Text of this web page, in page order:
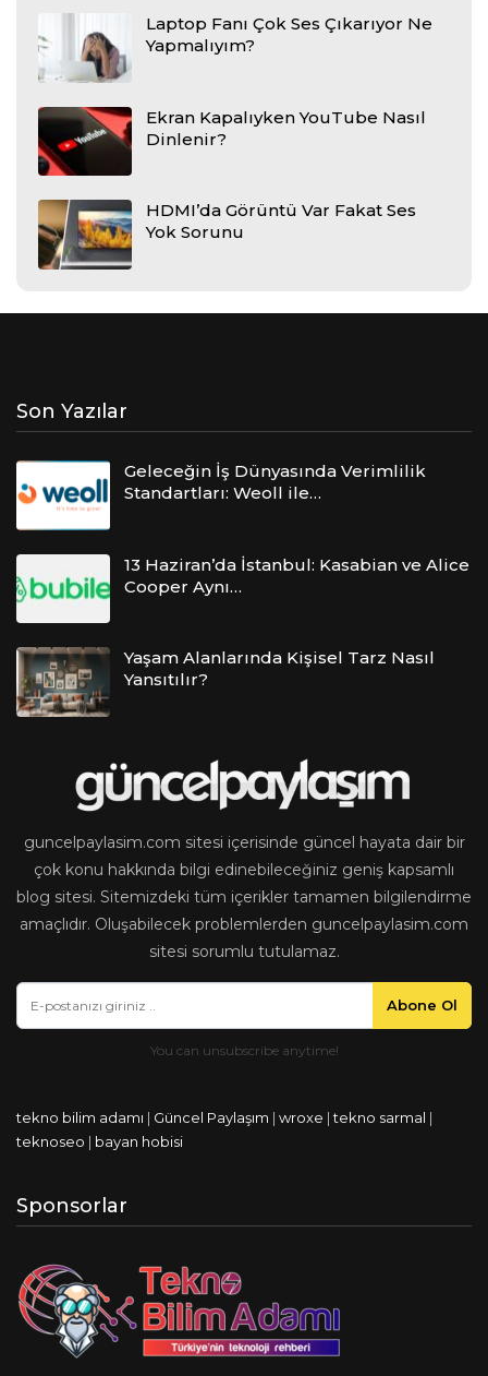
Laptop Fanı Çok Ses Çıkarıyor Ne
Yapmalıyım?
Ekran Kapalıyken YouTube Nasıl
Dinlenir?
HDMI’da Görüntü Var Fakat Ses
Yok Sorunu
Son Yazılar
Geleceğin İş Dünyasında Verimlilik
Standartları: Weoll ile…
13 Haziran’da İstanbul: Kasabian ve Alice
Cooper Aynı…
Yaşam Alanlarında Kişisel Tarz Nasıl
Yansıtılır?
guncelpaylasim.com sitesi içerisinde güncel hayata dair bir
çok konu hakkında bilgi edinebileceğiniz geniş kapsamlı
blog sitesi. Sitemizdeki tüm içerikler tamamen bilgilendirme
amaçlıdır. Oluşabilecek problemlerden guncelpaylasim.com
sitesi sorumlu tutulamaz.
Abone Ol
tekno bilim adamı | Güncel Paylaşım | wroxe |tekno sarmal |
teknoseo | bayan hobisi
Sponsorlar